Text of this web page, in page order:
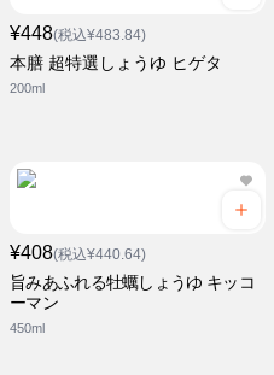
¥448(税込¥483.84)
本膳 超特選しょうゆ ヒゲタ
200ml
¥408(税込¥440.64)
旨みあふれる牡蠣しょうゆ キッコ
ーマン
450ml